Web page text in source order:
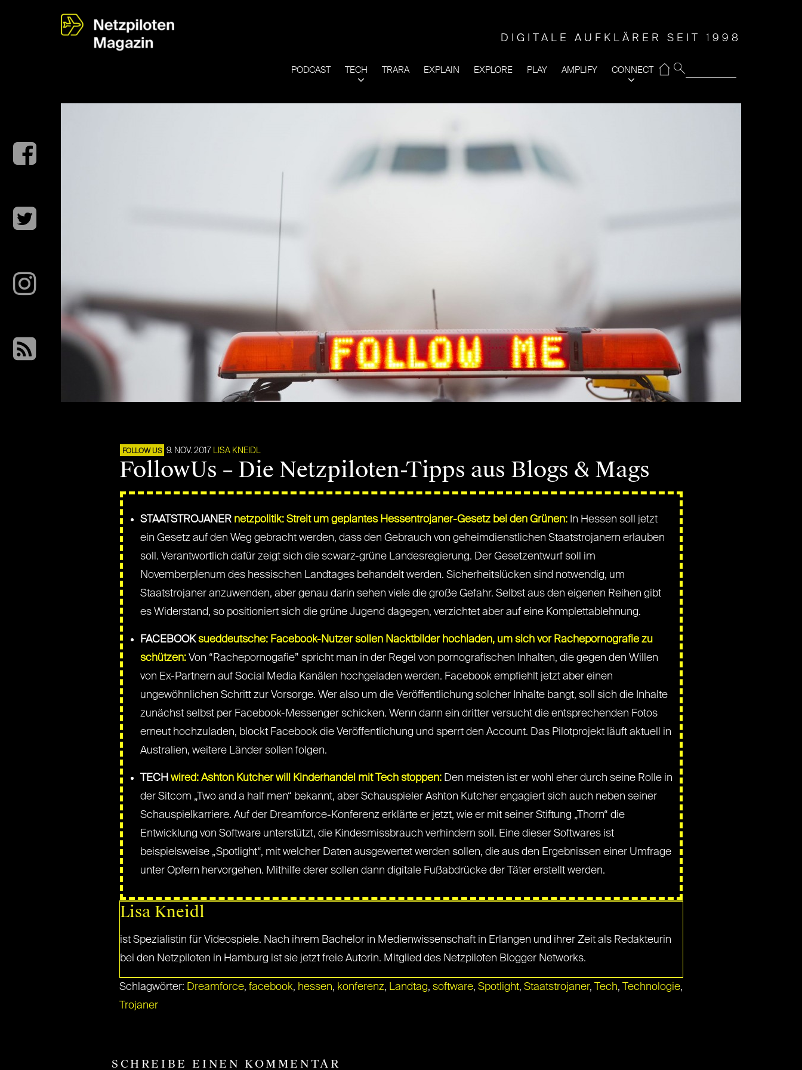
DIGITALE AUFKLÄRER SEIT 1998
PODCAST TECH TRARA EXPLAIN EXPLORE PLAY AMPLIFY CONNECT
⌂
FOLLOW US 9. NOV. 2017 LISA KNEIDL
FollowUs – Die Netzpiloten-Tipps aus Blogs & Mags
STAATSTROJANER netzpolitik: Streit um geplantes Hessentrojaner-Gesetz bei den Grünen:In Hessen soll jetzt
ein Gesetz auf den Weg gebracht werden, dass den Gebrauch von geheimdienstlichen Staatstrojanern erlauben
soll. Verantwortlich dafür zeigt sich die scwarz-grüne Landesregierung. Der Gesetzentwurf soll im
Novemberplenum des hessischen Landtages behandelt werden. Sicherheitslücken sind notwendig, um
Staatstrojaner anzuwenden, aber genau darin sehen viele die große Gefahr. Selbst aus den eigenen Reihen gibt
es Widerstand, so positioniert sich die grüne Jugend dagegen, verzichtet aber auf eine Komplettablehnung.
FACEBOOKsueddeutsche: Facebook-Nutzer sollen Nacktbilder hochladen, um sich vor Rachepornografie zu
schützen:Von “Rachepornogafie” spricht man in der Regel von pornografischen Inhalten, die gegen den Willen
von Ex-Partnern auf Social Media Kanälen hochgeladen werden. Facebook empfiehlt jetzt aber einen
ungewöhnlichen Schritt zur Vorsorge. Wer also um die Veröffentlichung solcher Inhalte bangt, soll sich die Inhalte
zunächst selbst per Facebook-Messenger schicken. Wenn dann ein dritter versucht die entsprechenden Fotos
erneut hochzuladen, blockt Facebook die Veröffentlichung und sperrt den Account. Das Pilotprojekt läuft aktuell in
Australien, weitere Länder sollen folgen.
TECH wired: Ashton Kutcher will Kinderhandel mit Tech stoppen:Den meisten ist er wohl eher durch seine Rolle in
der Sitcom „Two and a half men“ bekannt, aber Schauspieler Ashton Kutcher engagiert sich auch neben seiner
Schauspielkarriere. Auf der Dreamforce-Konferenz erklärte er jetzt, wie er mit seiner Stiftung „Thorn“ die
Entwicklung von Software unterstützt, die Kindesmissbrauch verhindern soll. Eine dieser Softwares ist
beispielsweise „Spotlight“, mit welcher Daten ausgewertet werden sollen, die aus den Ergebnissen einer Umfrage
unter Opfern hervorgehen. Mithilfe derer sollen dann digitale Fußabdrücke der Täter erstellt werden.
Lisa Kneidl
ist Spezialistin für Videospiele. Nach ihrem Bachelor in Medienwissenschaft in Erlangen und ihrer Zeit als Redakteurin
bei den Netzpiloten in Hamburg ist sie jetzt freie Autorin. Mitglied des Netzpiloten Blogger Networks.
Schlagwörter: Dreamforce, facebook, hessen, konferenz, Landtag, software, Spotlight, Staatstrojaner, Tech, Technologie,
Trojaner
SCHREIBE EINEN KOMMENTAR